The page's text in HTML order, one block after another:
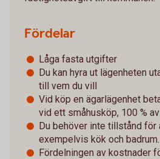
Fördelar
Låga fasta utgifter
Du kan hyra ut lägenheten
till vem du vill
Vid köp en ägarlägenhet
vid ett småhusköp, 100 %
Du behöver inte tillstånd för
exempelvis kök och badrum.
Fördelningen av kostnader